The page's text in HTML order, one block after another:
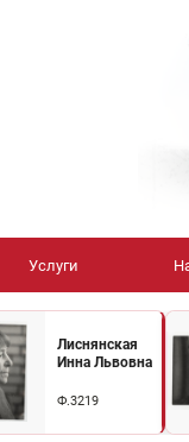
Услуги
Лиснянская
Инна Львовна
Ф.3219